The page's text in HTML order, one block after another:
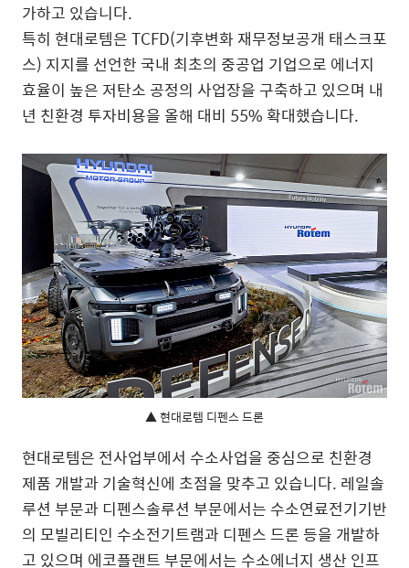
가하고 있습니다.
특히 현대로템은 TCFD(기후변화 재무정보공개 태스크포
스) 지지를 선언한 국내 최초의 중공업 기업으로 에너지
효율이 높은 저탄소 공정의 사업장을 구축하고 있으며 내
년 친환경 투자비용을 올해 대비 55% 확대했습니다.
▲ 현대로템 디펜스 드론
현대로템은 전사업부에서 수소사업을 중심으로 친환경
제품 개발과 기술혁신에 초점을 맞추고 있습니다. 레일솔
루션 부문과 디펜스솔루션 부문에서는 수소연료전기기반
의 모빌리티인 수소전기트램과 디펜스 드론 등을 개발하
고 있으며 에코플랜트 부문에서는 수소에너지 생산 인프